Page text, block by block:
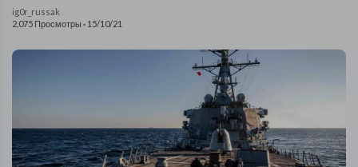
ig0r_russak
2,075 Просмотры · 15/10/21